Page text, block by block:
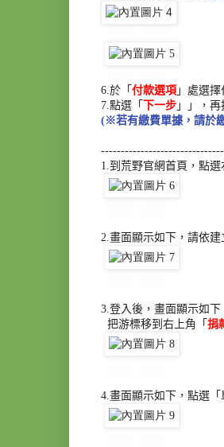
6.於「 付款選項 」處選
7.點選「 下一步 」」，再
(※若有繳費單據，請於
------------------------------
1.到荒野官網首頁，點選
2.畫面顯示如下，請依
3.登入後，畫面顯示如下
把游標移到右上角「 捐
4.畫面顯示如下，點選「